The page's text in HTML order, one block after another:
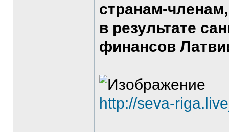
странам-
в результате
финансов
http://seva-